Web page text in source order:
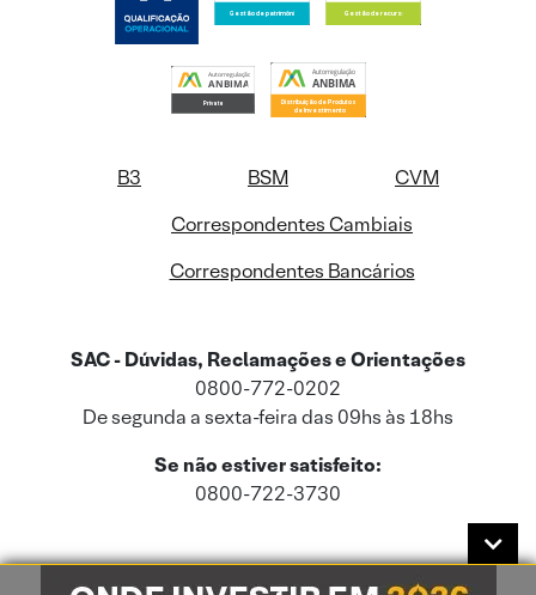
B3 BSM
CVM
Correspondentes Cambiais
Correspondentes Bancários
SAC - Dúvidas, Reclamações e Orientações
0800-772-0202
De segunda a sexta-feira das 09hs às 18hs
Se não estiver satisfeito:
0800-722-3730
Este site usa cookies e dados pessoais de acordo com a nossaPolítica de